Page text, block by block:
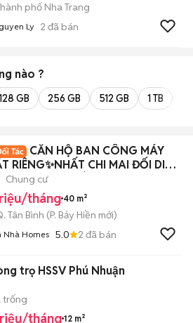
phố Nha Trang
Ly 2 đã bán
nào ?
GB 256 GB 512 GB 1 TB
CĂN HỘ BAN CÔNG MÁY
RIÊNG✨NHẤT CHI MAI ĐỐI DIỆN
CỘNG HOÀ
Chung cư
tháng 40 m²
Tân Bình (P. Bảy Hiền mới)
Nhà Homes 5.0 2 đã bán
trọ HSSV Phú Nhuận
trống
tháng 12 m²